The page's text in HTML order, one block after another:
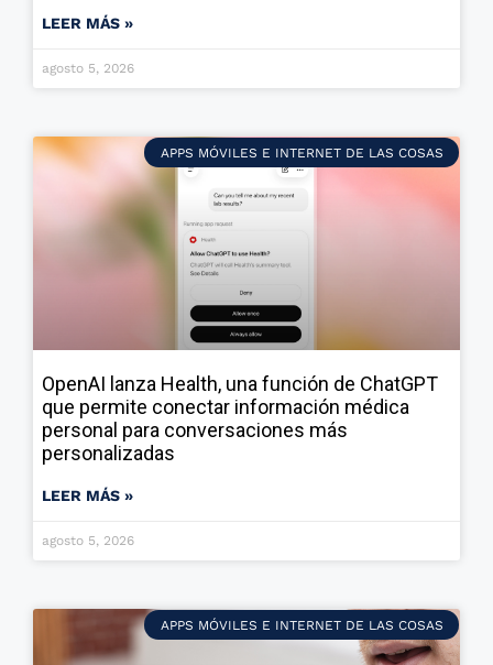
LEER MÁS »
agosto 5, 2026
APPS MÓVILES E INTERNET DE LAS COSAS
OpenAI lanza Health, una función de ChatGPT
que permite conectar información médica
personal para conversaciones más
personalizadas
LEER MÁS »
agosto 5, 2026
APPS MÓVILES E INTERNET DE LAS COSAS